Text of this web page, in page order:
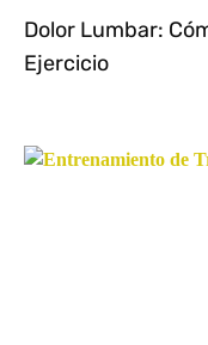
Dolor Lumbar:
Ejercicio